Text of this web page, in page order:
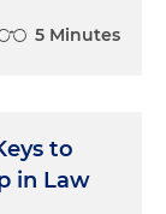
5 Minutes
to
in Law